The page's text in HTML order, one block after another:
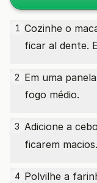
1 Cozinhe o
ficar al dente.
2 Em uma
fogo médio.
3 Adicione a
ficarem macios.
4 Polvilhe a